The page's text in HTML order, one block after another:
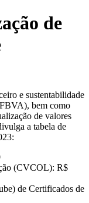
de
e sustentabilidade
bem como
de valores
a tabela de
(CVCOL): R$
de Certificados de